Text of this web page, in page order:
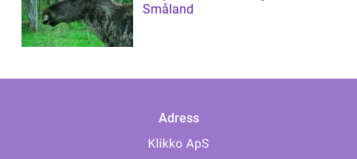
Småland
Adress